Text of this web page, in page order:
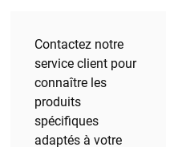
Contactez notre
service client pour
connaître les
produits
spécifiques
adaptés à votre